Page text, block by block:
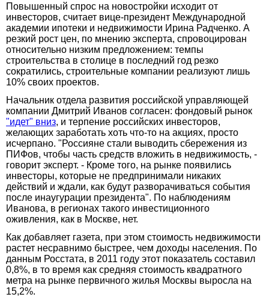
Повышенный спрос на новостройки исходит от
инвесторов, считает вице-президент Международной
академии ипотеки и недвижимости Ирина Радченко. А
резкий рост цен, по мнению эксперта, спровоцирован
относительно низким предложением: темпы
строительства в столице в последний год резко
сократились, строительные компании реализуют лишь
10% своих проектов.
Начальник отдела развития российской управляющей
компании Дмитрий Иванов согласен: фондовый рынок
"идет" вниз, и терпение российских инвесторов,
желающих заработать хоть что-то на акциях, просто
исчерпано. "Россияне стали выводить сбережения из
ПИФов, чтобы часть средств вложить в недвижимость, -
говорит эксперт. - Кроме того, на рынке появились
инвесторы, которые не предпринимали никаких
действий и ждали, как будут разворачиваться события
после инаугурации президента". По наблюдениям
Иванова, в регионах такого инвестиционного
оживления, как в Москве, нет.
Как добавляет газета, при этом стоимость недвижимости
растет несравнимо быстрее, чем доходы населения. По
данным Росстата, в 2011 году этот показатель составил
0,8%, в то время как средняя стоимость квадратного
метра на рынке первичного жилья Москвы выросла на
15,2%.